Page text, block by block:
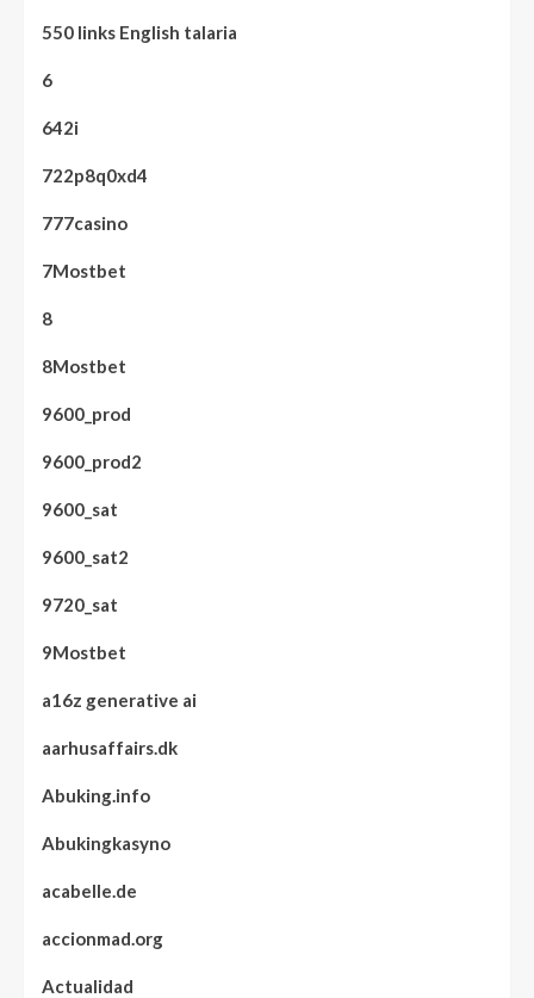
550 links English talaria
6
642i
722p8q0xd4
777casino
7Mostbet
8
8Mostbet
9600_prod
9600_prod2
9600_sat
9600_sat2
9720_sat
9Mostbet
a16z generative ai
aarhusaffairs.dk
Abuking.info
Abukingkasyno
acabelle.de
accionmad.org
Actualidad